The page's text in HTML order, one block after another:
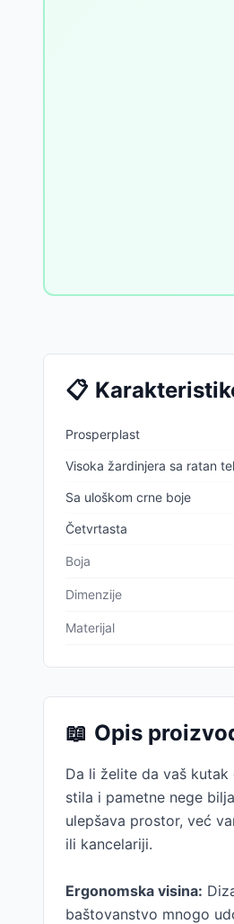
📋
Prosperplast
Visoka žardinjera sa ratan
Sa uloškom crne boje
Četvrtasta
Boja
Dimenzije
Materijal
📖 Opis
Da li želite da vaš
stila i pametne nege
ulepšava prostor, već
ili kancelariji.
Ergonomska visina:
baštovanstvo mnogo